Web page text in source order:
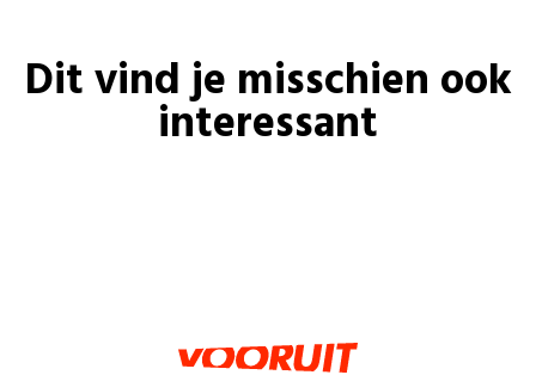
Dit vind je misschien ook
interessant